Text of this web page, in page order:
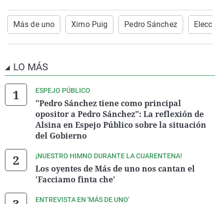
Más de uno Ximo Puig Pedro Sánchez
LO MÁS
ESPEJO PÚBLICO
"Pedro Sánchez tiene como principal
opositor a Pedro Sánchez": La reflexión de
Alsina en Espejo Público sobre la situación
del Gobierno
¡NUESTRO HIMNO DURANTE LA CUARENTENA!
Los oyentes de Más de uno nos cantan el
'Facciamo finta che'
ENTREVISTA EN 'MÁS DE UNO'